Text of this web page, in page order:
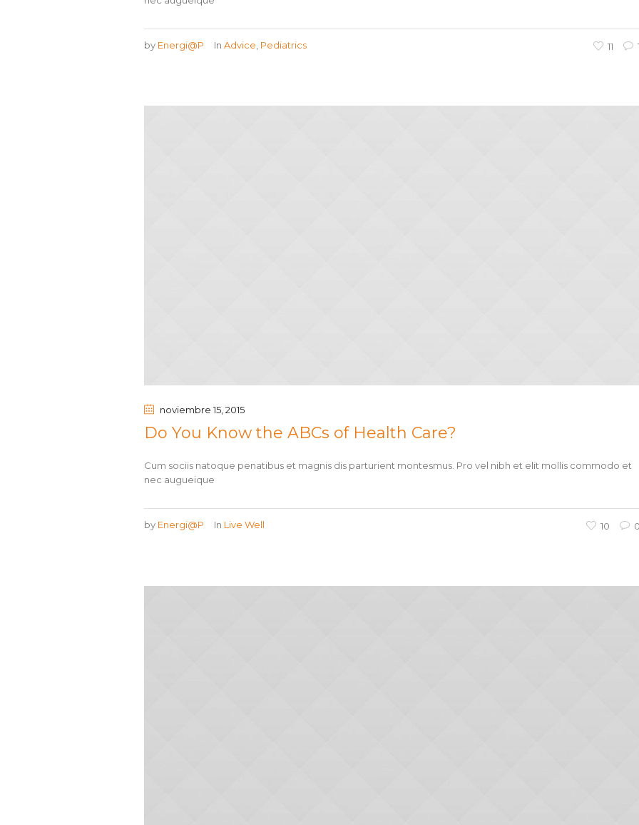
by Energi@P In Advice Pediatrics 11
noviembre 15, 2015
Do You Know the ABCs of Health Care?
Cum sociis natoque penatibus et magnis dis parturient montesmus. Pro vel nibh et elit mollis commodo et
nec augueique
by Energi@P In Live Well 10